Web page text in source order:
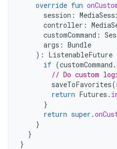
override fun
session :
controller :
customCommand :
args : Bundle
):
ListenableFuture
if (customCommand .
// Do custom
saveToFavorites(
return Futures .
}
return super .
}
}
}